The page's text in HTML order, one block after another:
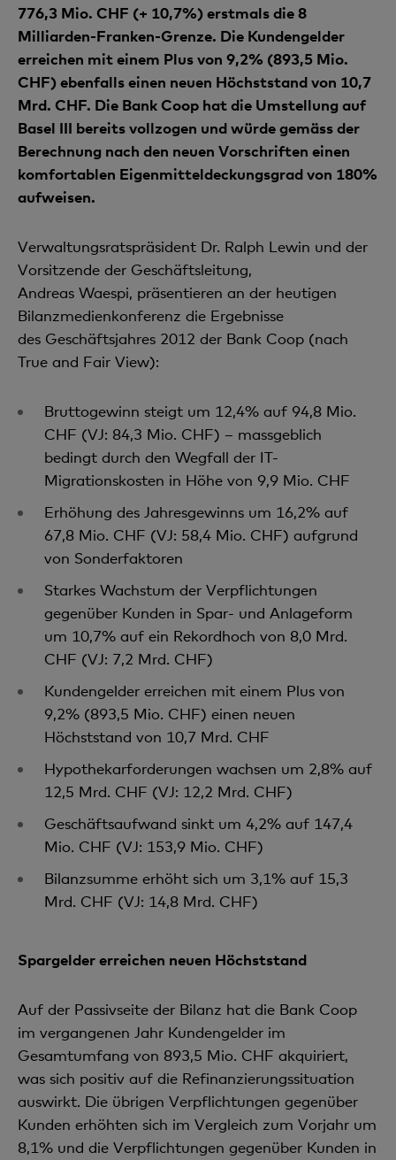
776,3 Mio. CHF (+ 10,7%) erstmals die 8
Milliarden-Franken-Grenze. Die Kundengelder
erreichen mit einem Plus von 9,2% (893,5 Mio.
CHF) ebenfalls einen neuen Höchststand von 10,7
Mrd. CHF. Die Bank Coop hat die Umstellung auf
Basel III bereits vollzogen und würde gemäss der
Berechnung nach den neuen Vorschriften einen
komfortablen Eigenmitteldeckungsgrad von 180%
aufweisen.
Verwaltungsratspräsident Dr. Ralph Lewin und der
Vorsitzende der Geschäftsleitung,
Andreas Waespi, präsentieren an der heutigen
Bilanzmedienkonferenz die Ergebnisse
des Geschäftsjahres 2012 der Bank Coop (nach
True and Fair View):
Bruttogewinn steigt um 12,4% auf 94,8 Mio.
CHF (VJ: 84,3 Mio. CHF) – massgeblich
bedingt durch den Wegfall der IT-
Migrationskosten in Höhe von 9,9 Mio. CHF
Erhöhung des Jahresgewinns um 16,2% auf
67,8 Mio. CHF (VJ: 58,4 Mio. CHF) aufgrund
von Sonderfaktoren
Starkes Wachstum der Verpflichtungen
gegenüber Kunden in Spar- und Anlageform
um 10,7% auf ein Rekordhoch von 8,0 Mrd.
CHF (VJ: 7,2 Mrd. CHF)
Kundengelder erreichen mit einem Plus von
9,2% (893,5 Mio. CHF) einen neuen
Höchststand von 10,7 Mrd. CHF
Hypothekarforderungen wachsen um 2,8% auf
12,5 Mrd. CHF (VJ: 12,2 Mrd. CHF)
Geschäftsaufwand sinkt um 4,2% auf 147,4
Mio. CHF (VJ: 153,9 Mio. CHF)
Bilanzsumme erhöht sich um 3,1% auf 15,3
Mrd. CHF (VJ: 14,8 Mrd. CHF)
Spargelder erreichen neuen Höchststand
Auf der Passivseite der Bilanz hat die Bank Coop
im vergangenen Jahr Kundengelder im
Gesamtumfang von 893,5 Mio. CHF akquiriert,
was sich positiv auf die Refinanzierungssituation
auswirkt. Die übrigen Verpflichtungen gegenüber
Kunden erhöhten sich im Vergleich zum Vorjahr um
8,1% und die Verpflichtungen gegenüber Kunden in